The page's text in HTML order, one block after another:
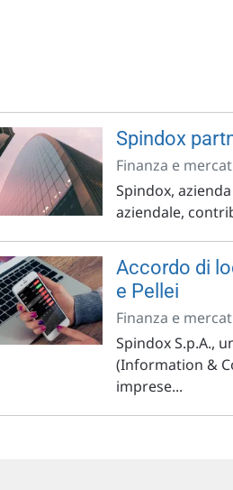
Spindox
Finanza e
Spindox,
aziendale,
Accordo di
e Pellei
Finanza e
Spindox S.p.A.,
(Information &
imprese...